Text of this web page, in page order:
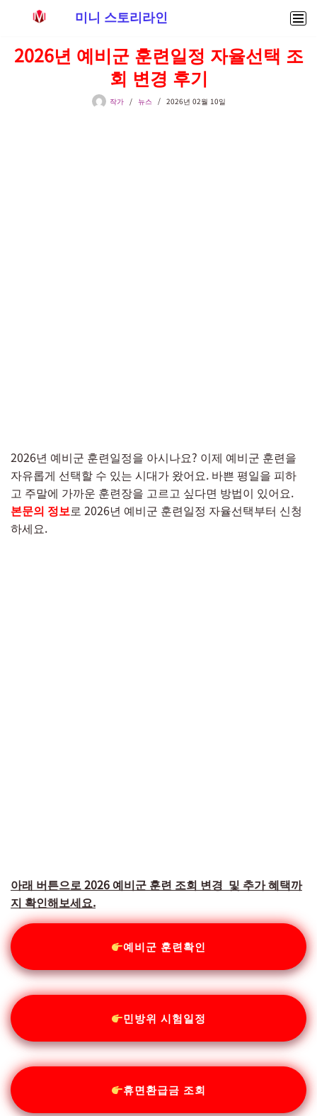
텐
미니 스토리라인
2026년 예비군 훈련일정 자율선택 조
회 변경 후기
작가 뉴스 2026년 02월 10일
2026년 예비군 훈련일정을 아시나요? 이제 예비군 훈련을
자유롭게 선택할 수 있는 시대가 왔어요. 바쁜 평일을 피하
고 주말에 가까운 훈련장을 고르고 싶다면 방법이 있어요.
본문의 정보로 2026년 예비군 훈련일정 자율선택부터 신청
하세요.
아래 버튼으로 2026 예비군 훈련 조회 변경 및 추가 혜택까
지 확인해보세요.
예비군 훈련확인
민방위 시험일정
휴면환급금 조회